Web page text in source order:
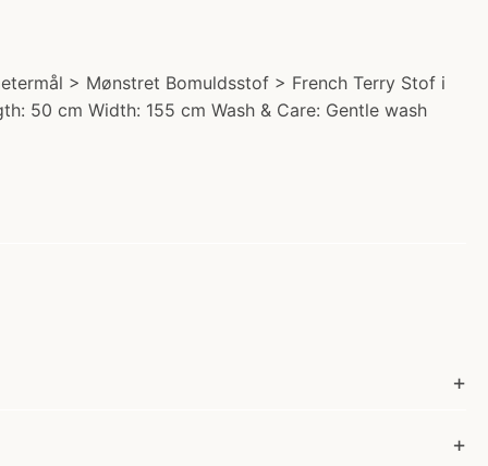
> Mønstret Bomuldsstof > French Terry Stof i
50 cm Width: 155 cm Wash & Care: Gentle wash